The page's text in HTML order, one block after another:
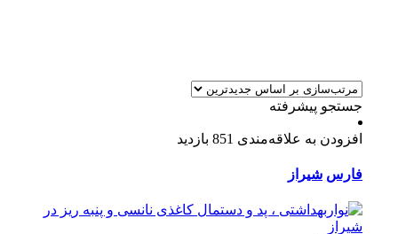
جستجو پیشرفته
افزودن به علاقه‌مندی 851 بازدید
فارس شیراز